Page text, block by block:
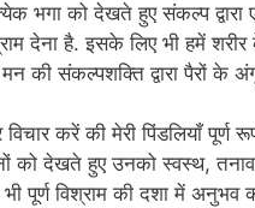
भगा को देखते हुए संकल्प
देना है. इसके लिए भी हमें
की संकल्पशक्ति द्वारा पैरों के
करें की मेरी पिंडलियाँ पूर्ण
को देखते हुए उनको स्वस्थ,
पूर्ण विश्राम की दशा में अनुभव